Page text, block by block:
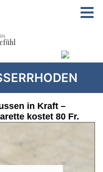
in Kraft –
kostet 80 Fr.